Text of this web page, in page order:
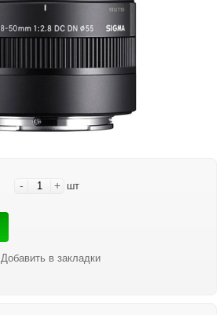
- + шт
Добавить в закладки